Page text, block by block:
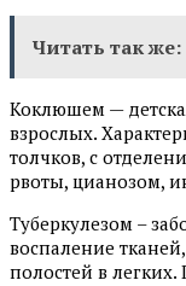
Читать так же:
Коклюшем —
взрослых.
толчков, с
рвоты, цианозом,
Туберкулезом –
воспаление
полостей в